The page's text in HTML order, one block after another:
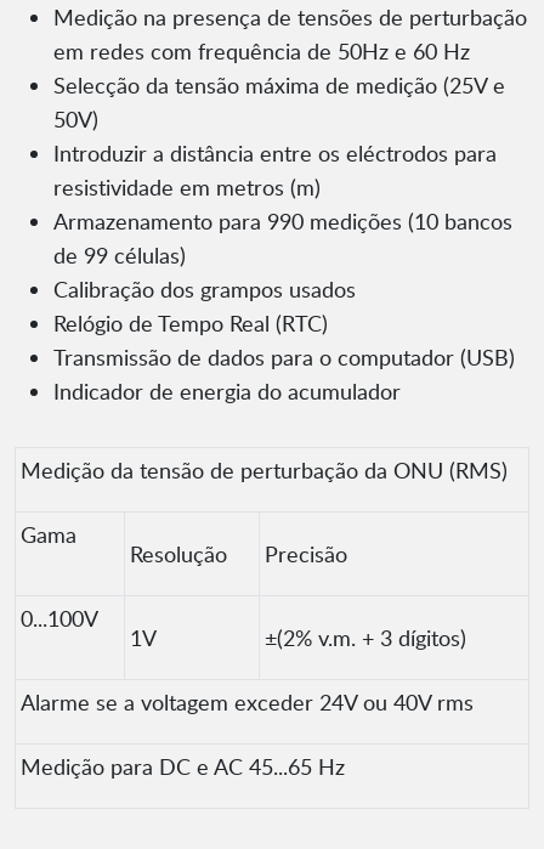
Medição na presença de tensões de perturbação
em redes com frequência de 50Hz e 60 Hz
Selecção da tensão máxima de medição (25V e
50V)
Introduzir a distância entre os eléctrodos para
resistividade em metros (m)
Armazenamento para 990 medições (10 bancos
de 99 células)
Calibração dos grampos usados
Relógio de Tempo Real (RTC)
Transmissão de dados para o computador (USB)
Indicador de energia do acumulador
Medição da tensão de perturbação da ONU (RMS)
Gama
Resolução Precisão
0...100V
1V ±(2% v.m. + 3 dígitos)
Alarme se a voltagem exceder 24V ou 40V rms
Medição para DC e AC 45...65 Hz